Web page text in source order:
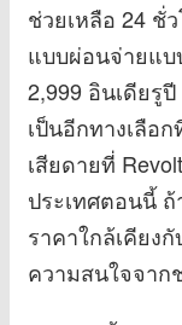
ช่วยเหลือ 24 ชั่
แบบผ่อนจ่ายแบ
2,999 อินเดียรู
เป็นอีกทางเลือ
เสียดายที่
ประเทศตอนนี้
ราคาใกล้เคียง
ความสนใจจาก